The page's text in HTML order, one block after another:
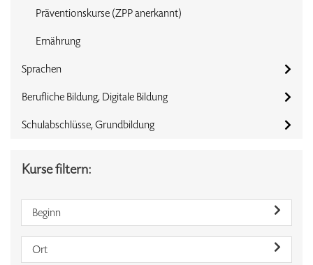
Präventionskurse (ZPP anerkannt)
Ernährung
Sprachen
Berufliche Bildung, Digitale Bildung
Schulabschlüsse, Grundbildung
Kurse filtern:
Beginn
Ort